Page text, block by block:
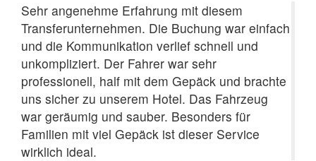
Sehr angenehme Erfahrung mit diesem
Transferunternehmen. Die Buchung war einfach
und die Kommunikation verlief schnell und
unkompliziert. Der Fahrer war sehr
professionell, half mit dem Gepäck und brachte
uns sicher zu unserem Hotel. Das Fahrzeug
war geräumig und sauber. Besonders für
Familien mit viel Gepäck ist dieser Service
wirklich ideal.